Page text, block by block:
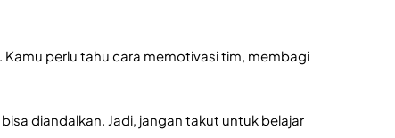
perlu tahu cara memotivasi tim, membagi
diandalkan. Jadi, jangan takut untuk belajar